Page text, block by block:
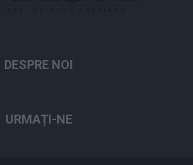
DESPRE NOI
URMAȚI-NE